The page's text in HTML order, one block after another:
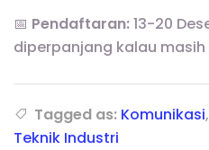
📅 Pendaftaran:13-20
diperpanjang kalau
Tagged as: Komunikasi,
Teknik Industri